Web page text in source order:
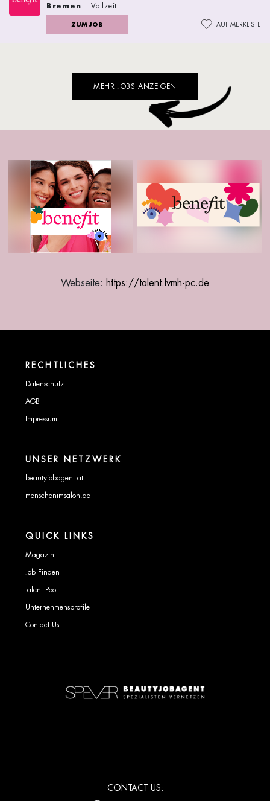
Bremen | Vollzeit
ZUM JOB AUF MERKLISTE
MEHR JOBS ANZEIGEN
Webseite: https://talent.lvmh-pc.de
RECHTLICHES
Datenschutz
AGB
Impressum
UNSER NETZWERK
beautyjobagent.at
menschenimsalon.de
QUICK LINKS
Magazin
Job Finden
Talent Pool
Unternehmensprofile
Contact Us
CONTACT US: